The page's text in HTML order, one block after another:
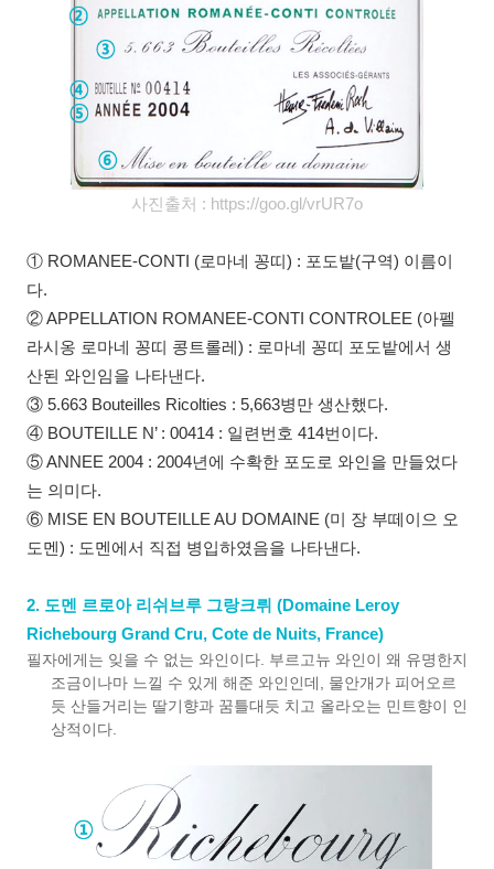
사진출처 : https://goo.gl/vrUR7o
① ROMANEE-CONTI (로마네 꽁띠) : 포도밭(구역) 이름이
다.
② APPELLATION ROMANEE-CONTI CONTROLEE (아펠
라시옹 로마네 꽁띠 콩트롤레) : 로마네 꽁띠 포도밭에서 생
산된 와인임을 나타낸다.
③ 5.663 Bouteilles Ricolties : 5,663병만 생산했다.
④ BOUTEILLE N’ : 00414 : 일련번호 414번이다.
⑤ ANNEE 2004 : 2004년에 수확한 포도로 와인을 만들었다
는 의미다.
⑥ MISE EN BOUTEILLE AU DOMAINE (미 장 부떼이으 오
도멘) : 도멘에서 직접 병입하였음을 나타낸다.
2. 도멘 르로아 리쉬브루 그랑크뤼 (Domaine Leroy
Richebourg Grand Cru, Cote de Nuits, France)
필자에게는 잊을 수 없는 와인이다. 부르고뉴 와인이 왜 유명한지
조금이나마 느낄 수 있게 해준 와인인데, 물안개가 피어오르
듯 산들거리는 딸기향과 꿈틀대듯 치고 올라오는 민트향이 인
상적이다.